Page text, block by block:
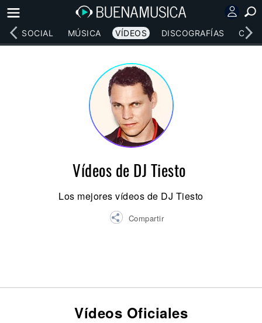
RED SOCIAL MÚSICA VÍDEOS DISCOGRAFÍAS
Vídeos de DJ Tiesto
Los mejores vídeos de DJ Tiesto
Compartir
Vídeos Oficiales